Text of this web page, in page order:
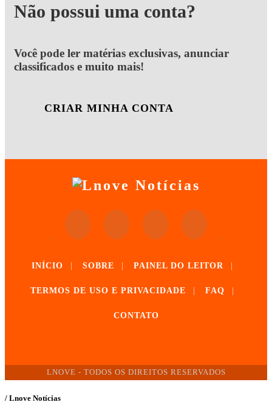
Não possui uma conta?
Você pode ler matérias exclusivas, anunciar
classificados e muito mais!
CRIAR MINHA CONTA
INÍCIO SOBRE PAINEL DO LEITOR
TERMOS DE USO E PRIVACIDADE FAQ
CONTATO
LNOVE - TODOS OS DIREITOS RESERVADOS
/ Lnove Notícias